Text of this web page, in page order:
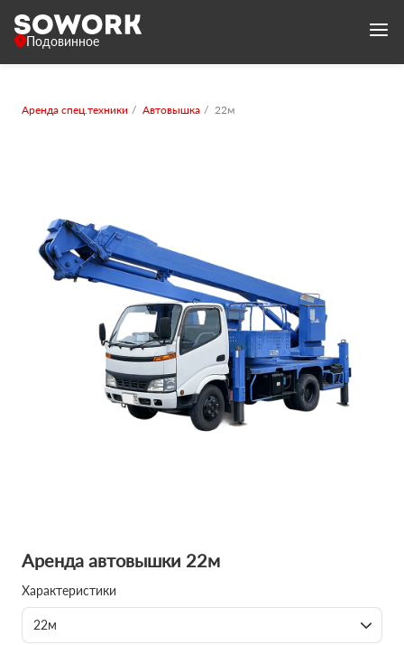
Подовинное
Аренда спец.техники Автовышка 22м
Аренда автовышки 22м
Характеристики
22м